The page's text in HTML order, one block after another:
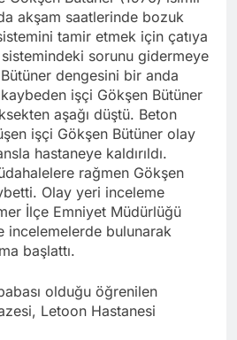
akşam saatlerinde bozuk
tamir etmek için çatıya
sistemindeki sorunu gidermeye
dengesini bir anda
işçi Gökşen Bütüner
aşağı düştü. Beton
işçi Gökşen Bütüner olay
hastaneye kaldırıldı.
rağmen Gökşen
Olay yeri inceleme
İlçe Emniyet Müdürlüğü
incelemelerde bulunarak
başlattı.
olduğu öğrenilen
Letoon Hastanesi